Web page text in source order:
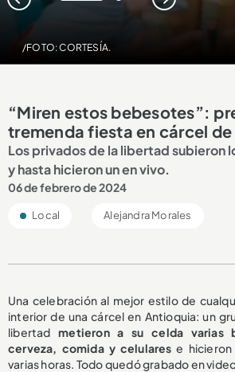
/FOTO: CORTESÍA.
“Miren estos bebesotes”:
tremenda fiesta en cárcel
Los privados de la libertad subieron
y hasta hicieron un en vivo.
06 de febrero de 2024
Local Alejandra Morales
Una celebración al mejor estilo de
interior de una cárcel en Antioquia: un
libertadmetieron a su celda varias
cerveza, comida y celularese
varias horas. Todo quedó grabado en